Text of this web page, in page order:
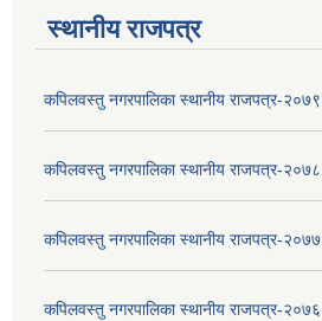
स्थानीय राजपत्र
कपिलवस्तु नगरपालिका स्थानीय राजपत्र-२०७९
कपिलवस्तु नगरपालिका स्थानीय राजपत्र-२०७८
कपिलवस्तु नगरपालिका स्थानीय राजपत्र-२०७७
कपिलवस्तु नगरपालिका स्थानीय राजपत्र-२०७६